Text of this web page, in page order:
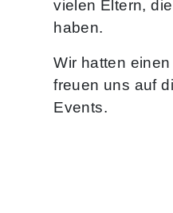
vielen Eltern,
haben.
Wir hatten
freuen uns auf
Events.